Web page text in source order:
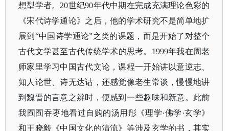
想型学者。20世纪90年代中期在完成充满理论色彩的
《宋代诗学通论》之后，他的学术研究不是简单地扩
展到“中国诗学通论”之类的课题，而是开始了对整个
古代文学甚至古代传统学术的思考。1999年我在周老
师家里学习中国古代文论，课程一开始讲以意逆志、
知人论世、诗无达诂，还感觉像老生常谈，慢慢地讲
到魏晋的言意之辨时，便感到一些趣味和新意。此前
我囿囿吞枣地看过自购的汤用彤《理学·佛学·玄学》
和王晓毅《中国文化的清流》等涉及玄学的书，其实